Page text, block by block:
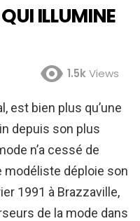
ILLUMINE
1.5kViews
est bien plus qu’une
depuis son plus
n’a cessé de
modéliste déploie son
1991 à Brazzaville,
de la mode dans